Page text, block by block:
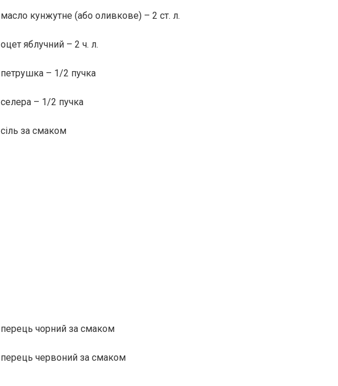
масло кунжутне (або оливкове) – 2 ст. л.
оцет яблучний – 2 ч. л.
петрушка – 1/2 пучка
селера – 1/2 пучка
сіль за смаком
перець чорний за смаком
перець червоний за смаком